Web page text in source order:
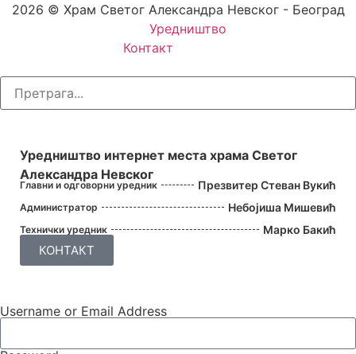
2026 © Храм Светог Александра Невског - Београд
Уредништво
Контакт
Уредништво интернет места храма Светог
Александра Невског
Главни и одговорни уредник Презвитер Стеван Вукић
Администратор Небојиша Мишевић
Технички уредник Марко Бакић
КОНТАКТ
Username or Email Address